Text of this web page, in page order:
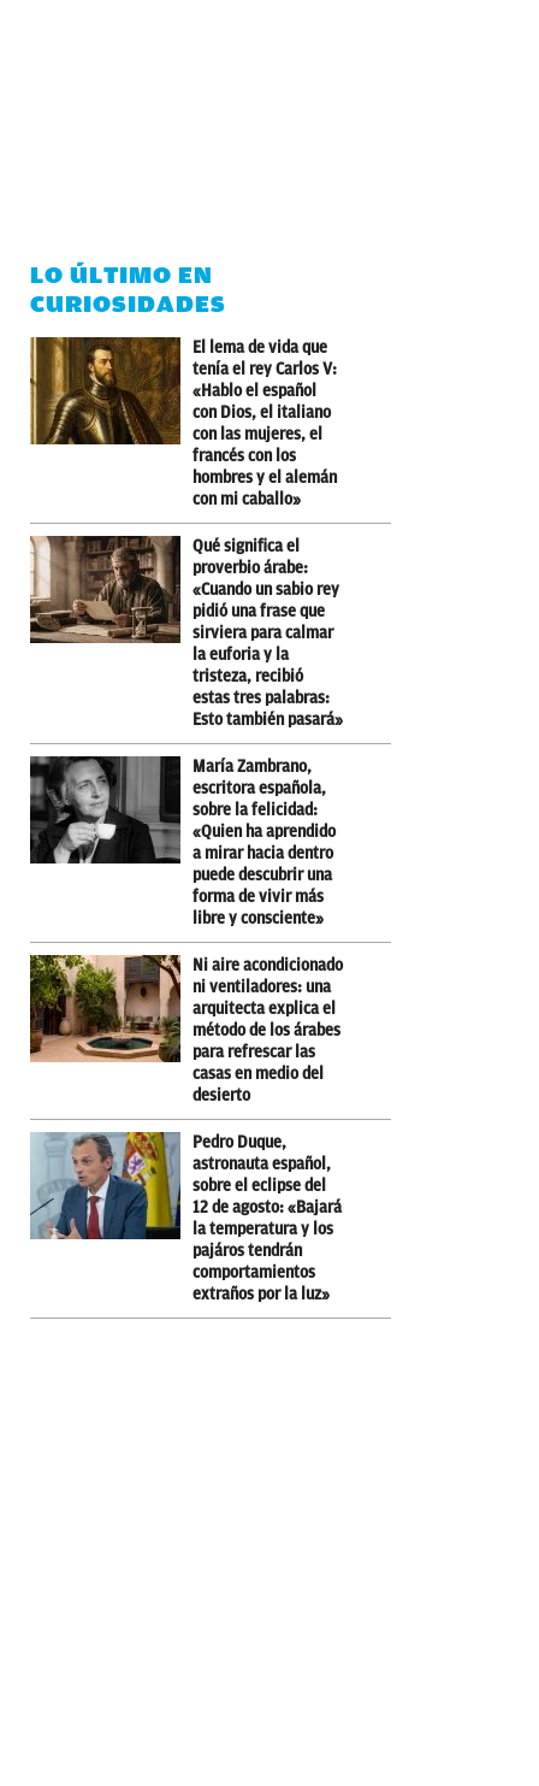
LO ÚLTIMO EN
CURIOSIDADES
El lema de vida que
tenía el rey Carlos V:
«Hablo el español
con Dios, el italiano
con las mujeres, el
francés con los
hombres y el alemán
con mi caballo»
Qué significa el
proverbio árabe:
«Cuando un sabio rey
pidió una frase que
sirviera para calmar
la euforia y la
tristeza, recibió
estas tres palabras:
Esto también pasará»
María Zambrano,
escritora española,
sobre la felicidad:
«Quien ha aprendido
a mirar hacia dentro
puede descubrir una
forma de vivir más
libre y consciente»
Ni aire acondicionado
ni ventiladores: una
arquitecta explica el
método de los árabes
para refrescar las
casas en medio del
desierto
Pedro Duque,
astronauta español,
sobre el eclipse del
12 de agosto: «Bajará
la temperatura y los
pajáros tendrán
comportamientos
extraños por la luz»